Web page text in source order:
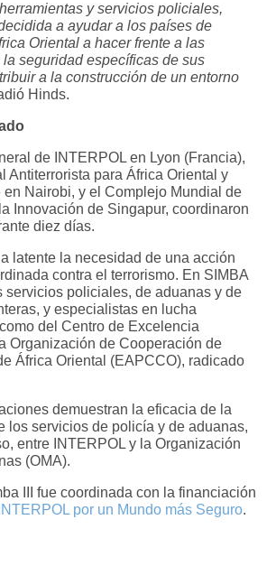
y servicios policiales,
a ayudar a los países de
Oriental a hacer frente a las
seguridad específicas de sus
a la construcción de un entorno
Hinds.
de INTERPOL en Lyon (Francia),
Antiterrorista para África Oriental y
en Nairobi, y el Complejo Mundial de
Innovación de Singapur, coordinaron
diez días.
latente la necesidad de una acción
contra el terrorismo. En SIMBA
servicios policiales, de aduanas y de
y especialistas en lucha
del Centro de Excelencia
Organización de Cooperación de
África Oriental (EAPCCO), radicado
demuestran la eficacia de la
los servicios de policía y de aduanas,
entre INTERPOL y la Organización
(OMA).
III fue coordinada con la financiación
por un Mundo más Seguro.